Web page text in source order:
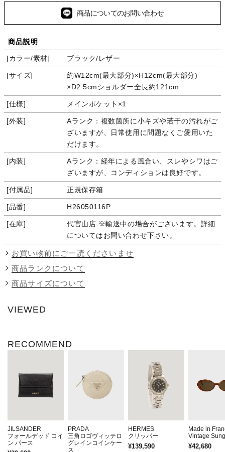
商品についてのお問い合わせ
商品説明
カラー/素材 ブラック/レザー
サイズ
約W12cm(最大部分)×H12cm(最大部分)
×D2.5cmショルダー全長約121cm
仕様 メインポケット×1
外装
Aランク：複数箇所に小キズや若干の汚れがご
ざいますが、日常使用に問題なくご愛用いた
だけます。
内装
Aランク：経年による風合い、スレやシワはご
ざいますが、コンディションは良好です。
付属品 正規保存箱
品番 H26050116P
在庫
代官山店 ※輸送中の場合がございます。詳細
についてはお問い合わせ下さい。
お買い物前にご一読くださいませ
商品ランクについて
商品サイズについて
VIEWED
RECOMMEND
JILSANDER
フォールデッド コイ
ン パース
PRADA
三角ロゴヴィッテロ
グレインコインケー
ス
HERMES
クリッパー
¥139,590
Made in
Vintage
¥42,680